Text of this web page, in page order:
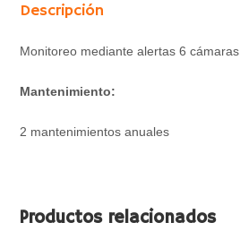
Descripción
Monitoreo mediante alertas 6 cámaras.
Mantenimiento:
2 mantenimientos anuales
Productos relacionados